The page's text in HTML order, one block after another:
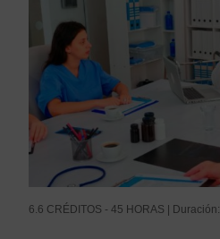
6.6 CRÉDITOS - 45 HORAS | Duración: